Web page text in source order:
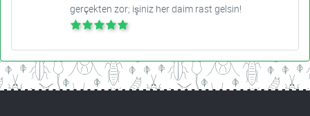
gerçekten zor; işiniz her daim rast gelsin!